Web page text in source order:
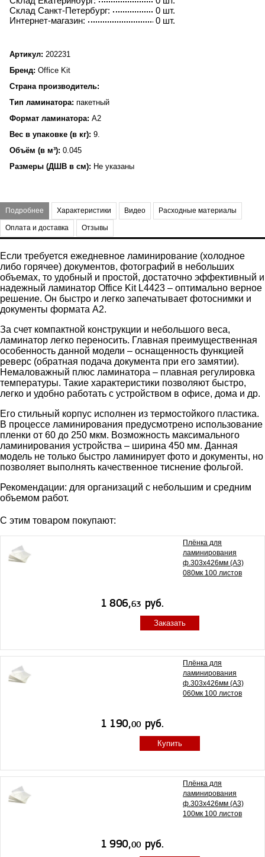
0 шт.
Склад Санкт-Петербург:
0 шт.
Интернет-магазин:
Артикул: 202231
Бренд: Office Kit
Страна производитель:
Тип ламинатора: пакетный
Формат ламинатора: A2
Вес в упаковке (в кг): 9.
Объём (в м³): 0.045
Размеры (ДШВ в см): Не указаны
Подробнее Характеристики Видео Расходные материалы
Оплата и доставка Отзывы
Если требуется ежедневное ламинирование (холодное
либо горячее) документов, фотографий в небольших
объемах, то удобный и простой, достаточно эффективный и
надежный ламинатор Office Kit L4423 – оптимально верное
решение. Он быстро и легко запечатывает фотоснимки и
документы формата A2.
За счет компактной конструкции и небольшого веса,
ламинатор легко переносить. Главная преимущественная
особенность данной модели – оснащенность функцией
реверс (обратная подача документа при его замятии).
Немаловажный плюс ламинатора – плавная регулировка
температуры. Такие характеристики позволяют быстро,
легко и удобно работать с устройством в офисе, дома и др.
Его стильный корпус исполнен из термостойкого пластика.
В процессе ламинирования предусмотрено использование
пленки от 60 до 250 мкм. Возможность максимального
ламинирования устройства – ширина 450 мм. Данная
модель не только быстро ламинирует фото и документы, но
позволяет выполнять качественное тиснение фольгой.
Рекомендации: для организаций с небольшим и средним
объемом работ.
С этим товаром покупают:
Плёнка для
ламинирования
ф.303х426мм (А3)
080мк 100 листов
Заказать
Плёнка для
ламинирования
ф.303х426мм (А3)
060мк 100 листов
Купить
Плёнка для
ламинирования
ф.303х426мм (А3)
100мк 100 листов